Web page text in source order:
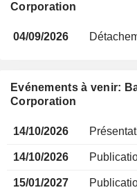
Corporation
04/09/2026
Evénements à venir:
Corporation
14/10/2026
14/10/2026
15/01/2027